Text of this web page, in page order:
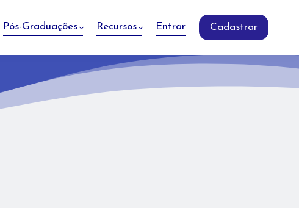
Pós-Graduações Recursos Entrar Cadastrar